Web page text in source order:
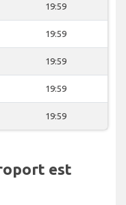
19:59
19:59
19:59
19:59
19:59
est